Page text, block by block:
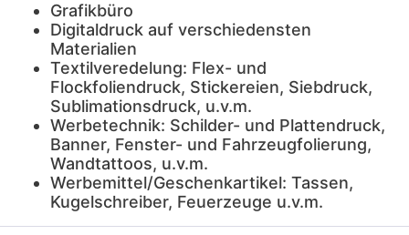
Grafikbüro
Digitaldruck auf verschiedensten
Materialien
Textilveredelung: Flex- und
Flockfoliendruck, Stickereien, Siebdruck,
Sublimationsdruck, u.v.m.
Werbetechnik: Schilder- und Plattendruck,
Banner, Fenster- und Fahrzeugfolierung,
Wandtattoos, u.v.m.
Werbemittel/Geschenkartikel: Tassen,
Kugelschreiber, Feuerzeuge u.v.m.